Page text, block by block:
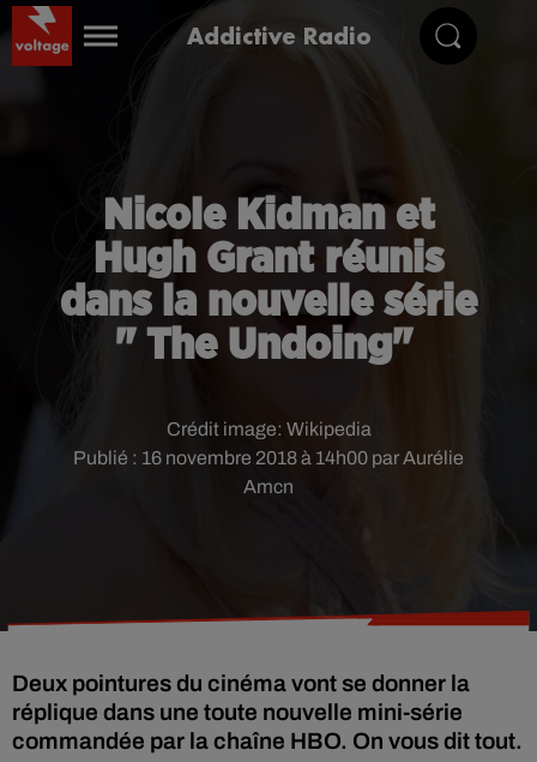
Addictive Radio
Nicole Kidman et
Hugh Grant réunis
dans la nouvelle série
" The Undoing"
Publié : 16 novembre 2018 à 14h00 par Aurélie
Amcn
Crédit image: Wikipedia
Deux pointures du cinéma vont se donner la
réplique dans une toute nouvelle mini-série
commandée par la chaîne HBO. On vous dit tout.